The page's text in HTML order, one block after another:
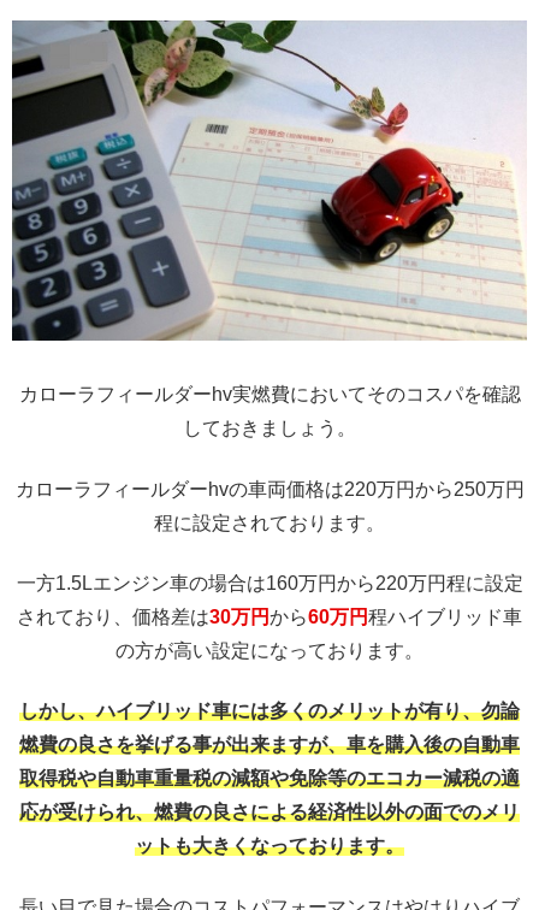
カローラフィールダーhv実燃費においてそのコスパを確認
しておきましょう。
カローラフィールダーhvの車両価格は220万円から250万円
程に設定されております。
一方1.5Lエンジン車の場合は160万円から220万円程に設定
されており、価格差は30万円から60万円程ハイブリッド車
の方が高い設定になっております。
しかし、ハイブリッド車には多くのメリットが有り、勿論
燃費の良さを挙げる事が出来ますが、車を購入後の自動車
取得税や自動車重量税の減額や免除等のエコカー減税の適
応が受けられ、燃費の良さによる経済性以外の面でのメリ
ットも大きくなっております。